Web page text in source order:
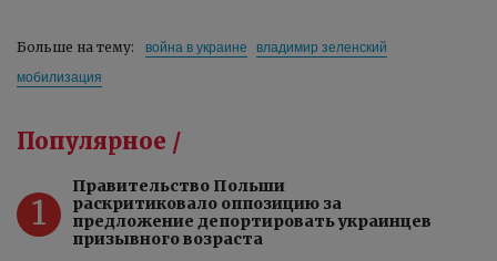
Больше на тему: война в украине владимир зеленский
мобилизация
Популярное /
1
Правительство Польши
раскритиковало оппозицию за
предложение депортировать украинцев
призывного возраста